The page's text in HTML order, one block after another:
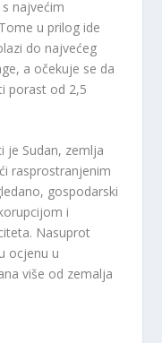
najvećim
u prilog ide
do najvećeg
a očekuje se da
porast od 2,5
je Sudan, zemlja
rasprostranjenim
gospodarski
i
Nasuprot
ocjenu u
više od zemalja